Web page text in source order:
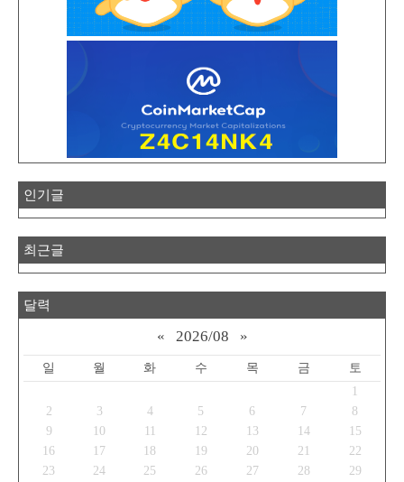
인기글
최근글
달력
« 2026/08 »
일 월 화 수 목 금
토
1
2
3 4 5 6 7
8
9
10 11 12 13 14
15
16
17 18 19 20 21
22
23
24 25 26 27 28
29